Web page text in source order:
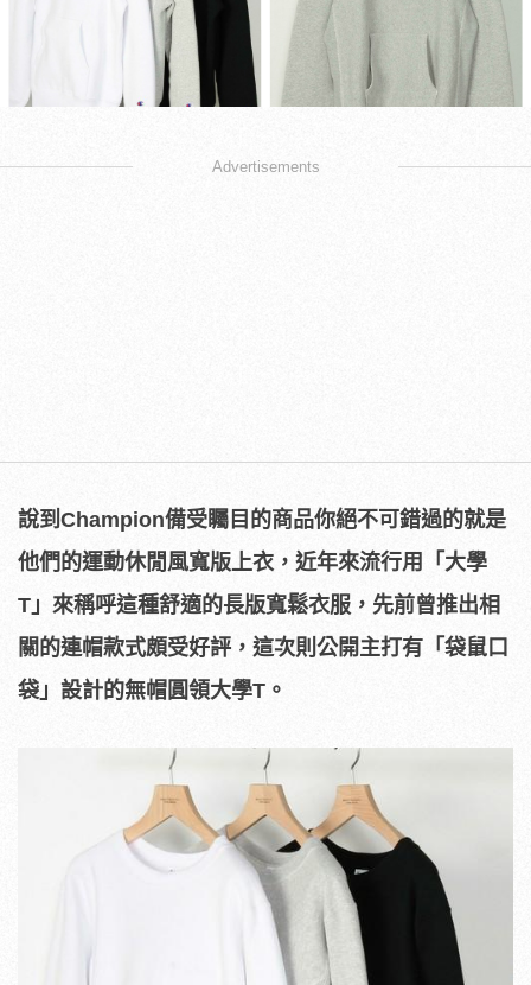
Advertisements
說到Champion備受矚目的商品你絕不可錯過的就是
他們的運動休閒風寬版上衣，近年來流行用「大學
T」來稱呼這種舒適的長版寬鬆衣服，先前曾推出相
關的連帽款式頗受好評，這次則公開主打有「袋鼠口
袋」設計的無帽圓領大學T。